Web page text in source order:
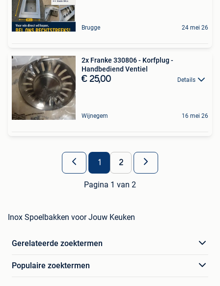
Brugge 24 mei 26
2x Franke 330806 - Korfplug -
Handbediend Ventiel
€ 25,00 Details
Wijnegem 16 mei 26
1 2
Pagina 1 van 2
Inox Spoelbakken voor Jouw Keuken
Gerelateerde zoektermen
Populaire zoektermen